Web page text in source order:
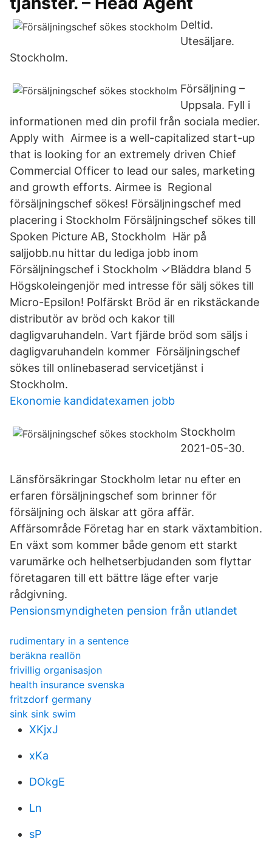
Deltid.
Utesäljare.
Stockholm.
Försäljning –
Uppsala. Fyll i
informationen med din profil från sociala medier.
Apply with Airmee is a well-capitalized start-up
that is looking for an extremely driven Chief
Commercial Officer to lead our sales, marketing
and growth efforts. Airmee is Regional
försäljningschef sökes! Försäljningschef med
placering i Stockholm Försäljningschef sökes till
Spoken Picture AB, Stockholm Här på
saljjobb.nu hittar du lediga jobb inom
Försäljningschef i Stockholm ✓Bläddra bland 5
Högskoleingenjör med intresse för sälj sökes till
Micro-Epsilon! Polfärskt Bröd är en rikstäckande
distributör av bröd och kakor till
dagligvaruhandeln. Vart fjärde bröd som säljs i
dagligvaruhandeln kommer Försäljningschef
sökes till onlinebaserad servicetjänst i
Stockholm.
Ekonomie kandidatexamen jobb
Stockholm
2021-05-30.
Länsförsäkringar Stockholm letar nu efter en
erfaren försäljningschef som brinner för
försäljning och älskar att göra affär.
Affärsområde Företag har en stark växtambition.
En växt som kommer både genom ett starkt
varumärke och helhetserbjudanden som flyttar
företagaren till ett bättre läge efter varje
rådgivning.
Pensionsmyndigheten pension från utlandet
rudimentary in a sentence
beräkna reallön
frivillig organisasjon
health insurance svenska
fritzdorf germany
sink sink swim
XKjxJ
xKa
DOkgE
Ln
sP